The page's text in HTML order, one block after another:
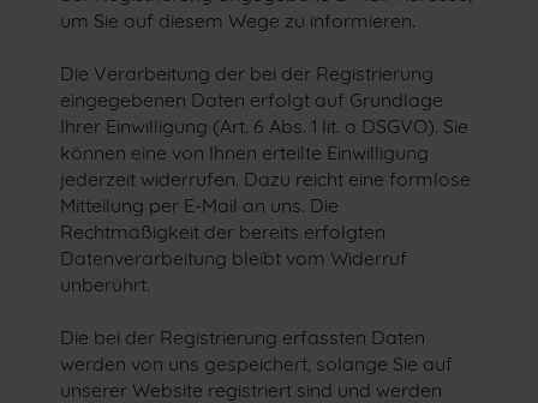
um Sie auf diesem Wege zu informieren.
Die Verarbeitung der bei der Registrierung
eingegebenen Daten erfolgt auf Grundlage
Ihrer Einwilligung (Art. 6 Abs. 1 lit. a DSGVO). Sie
können eine von Ihnen erteilte Einwilligung
jederzeit widerrufen. Dazu reicht eine formlose
Mitteilung per E-Mail an uns. Die
Rechtmäßigkeit der bereits erfolgten
Datenverarbeitung bleibt vom Widerruf
unberührt.
Die bei der Registrierung erfassten Daten
werden von uns gespeichert, solange Sie auf
unserer Website registriert sind und werden